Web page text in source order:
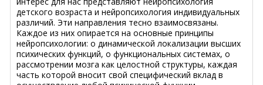
детского возраста и нейропсихология индивидуальных
различий. Эти направления тесно взаимосвязаны.
Каждое из них опирается на основные принципы
нейропсихологии: о динамической локализации высших
психических функций, о функциональных системах, о
рассмотрении мозга как целостной структуры, каждая
часть которой вносит свой специфический вклад в